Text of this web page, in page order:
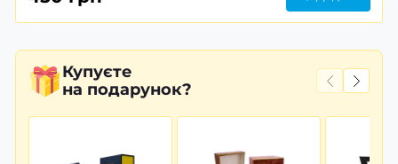
Купуєте
на подарунок?